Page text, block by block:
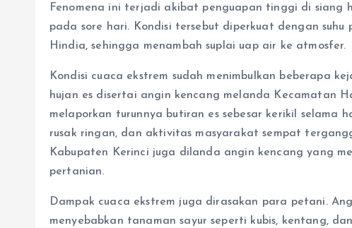
Fenomena ini terjadi akibat penguapan tinggi di siang
pada sore hari. Kondisi tersebut diperkuat dengan
Hindia, sehingga menambah suplai uap air ke atmosfer.
Kondisi cuaca ekstrem sudah menimbulkan beberapa
hujan es disertai angin kencang melanda Kecamatan
melaporkan turunnya butiran es sebesar kerikil selama
rusak ringan, dan aktivitas masyarakat sempat
Kabupaten Kerinci juga dilanda angin kencang yang
pertanian.
Dampak cuaca ekstrem juga dirasakan para petani.
menyebabkan tanaman sayur seperti kubis, kentang,